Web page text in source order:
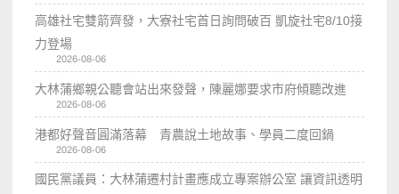
高雄社宅雙箭齊發，大寮社宅首日詢問破百 凱旋社宅8/10接
力登場
2026-08-06
大林蒲鄉親公聽會站出來發聲，陳麗娜要求市府傾聽改進
2026-08-06
港都好聲音圓滿落幕 青農說土地故事、學員二度回鍋
2026-08-06
國民黨議員：大林蒲遷村計畫應成立專案辦公室 讓資訊透明